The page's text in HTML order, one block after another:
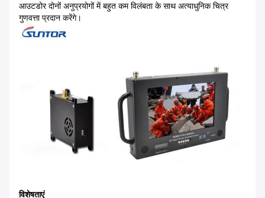
आउटडोर दोनों अनुप्रयोगों में बहुत कम विलंबता के साथ अत्याधुनिक चित्र
गुणवत्ता प्रदान करेंगे।
विशेषताएं